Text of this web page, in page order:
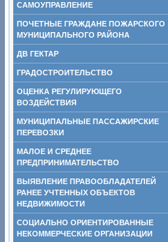
САМОУПРАВЛЕНИЕ
ПОЧЕТНЫЕ ГРАЖДАНЕ ПОЖАРСКОГО
МУНИЦИПАЛЬНОГО РАЙОНА
ДВ ГЕКТАР
ГРАДОСТРОИТЕЛЬСТВО
ОЦЕНКА РЕГУЛИРУЮЩЕГО
ВОЗДЕЙСТВИЯ
МУНИЦИПАЛЬНЫЕ ПАССАЖИРСКИЕ
ПЕРЕВОЗКИ
МАЛОЕ И СРЕДНЕЕ
ПРЕДПРИНИМАТЕЛЬСТВО
ВЫЯВЛЕНИЕ ПРАВООБЛАДАТЕЛЕЙ
РАНЕЕ УЧТЕННЫХ ОБЪЕКТОВ
НЕДВИЖИМОСТИ
СОЦИАЛЬНО ОРИЕНТИРОВАННЫЕ
НЕКОММЕРЧЕСКИЕ ОРГАНИЗАЦИИ